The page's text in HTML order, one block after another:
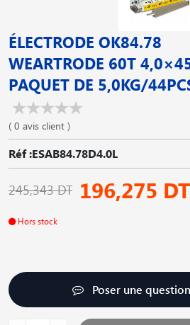
ÉLECTRODE OK84.78
WEARTRODE 60T
PAQUET DE 5,0KG/
( 0 avis client )
Réf :ESAB84.78D4.0L
245,343 DT 196,275 DT
Hors stock
Poser une